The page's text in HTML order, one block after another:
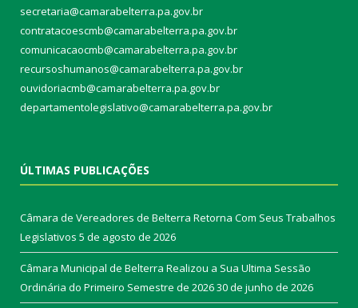
secretaria@camarabelterra.pa.gov.br
contratacoescmb@camarabelterra.pa.gov.br
comunicacaocmb@camarabelterra.pa.gov.br
recursoshumanos@camarabelterra.pa.gov.br
ouvidoriacmb@camarabelterra.pa.gov.br
departamentolegislativo@camarabelterra.pa.gov.br
ÚLTIMAS PUBLICAÇÕES
Câmara de Vereadores de Belterra Retorna Com Seus Trabalhos
Legislativos 5 de agosto de 2026
Câmara Municipal de Belterra Realizou a Sua Ultima Sessão
Ordinária do Primeiro Semestre de 202630 de junho de 2026